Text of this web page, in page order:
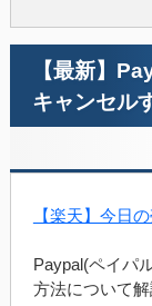
【最新】
キャンセル
【楽天】今日
Paypal(ペイパ
方法について解